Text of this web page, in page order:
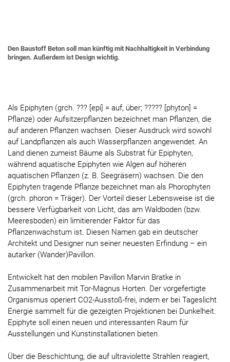
Den Baustoff Beton soll man künftig mit Nachhaltigkeit in Verbindung
bringen. Außerdem ist Design wichtig.
Als Epiphyten (grch. ??? [epi] = auf, über; ????? [phyton] =
Pflanze) oder Aufsitzerpflanzen bezeichnet man Pflanzen, die
auf anderen Pflanzen wachsen. Dieser Ausdruck wird sowohl
auf Landpflanzen als auch Wasserpflanzen angewendet. An
Land dienen zumeist Bäume als Substrat für Epiphyten,
während aquatische Epiphyten wie Algen auf höheren
aquatischen Pflanzen (z. B. Seegräsern) wachsen. Die den
Epiphyten tragende Pflanze bezeichnet man als Phorophyten
(grch. phoron = Träger). Der Vorteil dieser Lebensweise ist die
bessere Verfügbarkeit von Licht, das am Waldboden (bzw.
Meeresboden) ein limitierender Faktor für das
Pflanzenwachstum ist. Diesen Namen gab ein deutscher
Architekt und Designer nun seiner neuesten Erfindung – ein
autarker (Wander)Pavillon.
Entwickelt hat den mobilen Pavillon Marvin Bratke in
Zusammenarbeit mit Tor-Magnus Horten. Der vorgefertigte
Organismus operiert CO2-Ausstoß-frei, indem er bei Tageslicht
Energie sammelt für die gezeigten Projektionen bei Dunkelheit.
Epiphyte soll einen neuen und interessanten Raum für
Ausstellungen und Kunstinstallationen bieten.
Über die Beschichtung, die auf ultraviolette Strahlen reagiert,